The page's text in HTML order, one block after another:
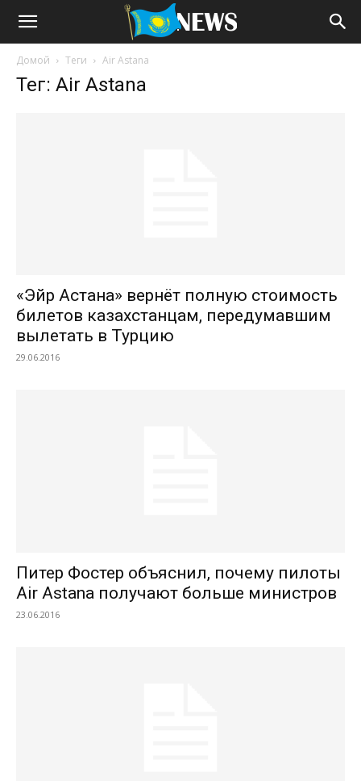
Домой Теги Air Astana
Тег: Air Astana
«Эйр Астана» вернёт полную стоимость
билетов казахстанцам, передумавшим
вылетать в Турцию
29.06.2016
Питер Фостер объяснил, почему пилоты
Air Astana получают больше министров
23.06.2016